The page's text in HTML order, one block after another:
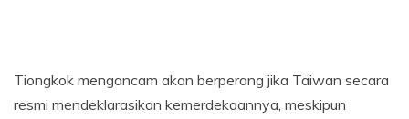
Tiongkok mengancam akan berperang jika Taiwan secara
resmi mendeklarasikan kemerdekaannya, meskipun